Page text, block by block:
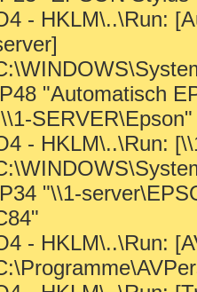
- HKLM\..\Run:
"Automatisch
- HKLM\..\Run:
"\\1-
- HKLM\..\Run: